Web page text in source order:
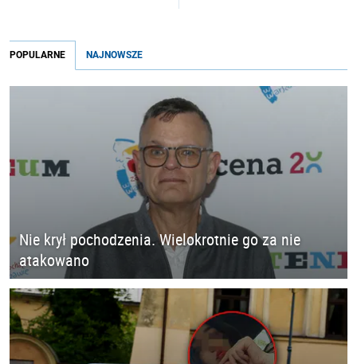
POPULARNE NAJNOWSZE
Nie krył pochodzenia. Wielokrotnie go za nie
atakowano